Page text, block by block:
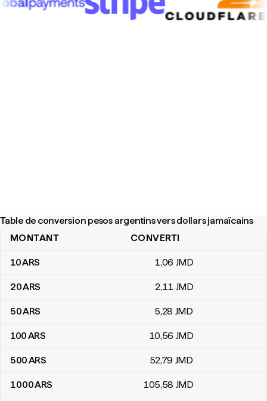
Table de conversion pesos argentins vers dollars jamaïcains
Table de conversion pesos argentins vers dollars jamaïcains
MONTANT CONVERTI
10ARS 1,06 JMD
20ARS 2,11 JMD
50ARS 5,28 JMD
100ARS 10,56 JMD
500ARS 52,79 JMD
1 000ARS 105,58 JMD